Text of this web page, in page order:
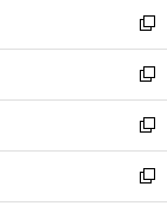
く
で
開
く
ド
ウ
で
開
く
ィ
ン
ド
ウ
で
開
く
い
ウ
ィ
ン
ド
ウ
で
開
新
し
い
ウ
ィ
ン
ド
新
し
い
ウ
ィ
新
し
い
新